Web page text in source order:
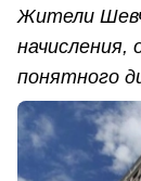
Жители
понятного